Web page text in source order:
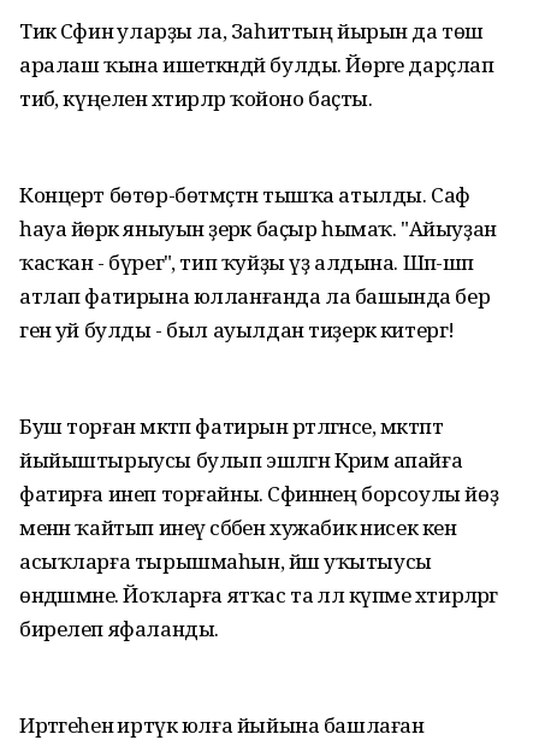
Тик Сәфинә уларҙы ла, Заһиттың йырын да төш
аралаш ҡына ишеткәндәй булды. Йөрәге дарҫлап
тибә, күңелен хәтирәләр ҡойоно баҫты.
Концерт бөтөр-бөтмәҫтән тышҡа атылды. Саф
һауа йөрәк яныуын әҙерәк баҫыр һымаҡ. "Айыуҙан
ҡасҡан - бүрегә", тип ҡуйҙы үҙ алдына. Шәп-шәп
атлап фатирына юлланғанда ла башында бер
генә уй булды - был ауылдан тиҙерәк китергә!
Буш торған мәктәп фатирын рәтләгәнсе, мәктәптә
йыйыштырыусы булып эшләгән Кәримә апайға
фатирға инеп торғайны. Сәфинәнең борсоулы йөҙ
менән ҡайтып инеү сәбәбен хужабикә нисек кенә
асыҡларға тырышмаһын, йәш уҡытыусы
өндәшмәне. Йоҡларға ятҡас та әллә күпме хәтирәләргә
бирелеп яфаланды.
Иртәгеһенә иртүк юлға йыйына башлаған